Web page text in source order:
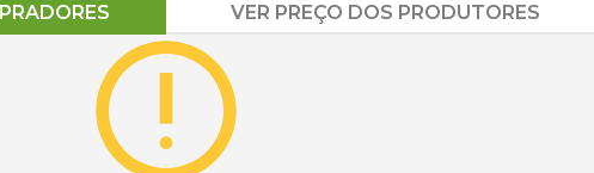
VER PREÇO DOS PRODUTORES